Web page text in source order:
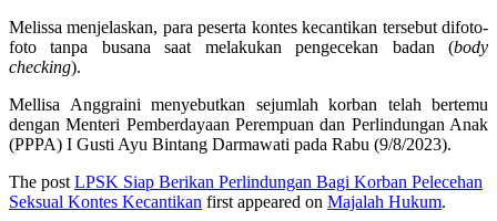
Melissa menjelaskan, para peserta kontes kecantikan tersebut difoto-
foto tanpa busana saat melakukan pengecekan badan (body
checking).
Mellisa Anggraini menyebutkan sejumlah korban telah bertemu
dengan Menteri Pemberdayaan Perempuan dan Perlindungan Anak
(PPPA) I Gusti Ayu Bintang Darmawati pada Rabu (9/8/2023).
The post LPSK Siap Berikan Perlindungan Bagi Korban Pelecehan
Seksual Kontes Kecantikan first appeared on Majalah Hukum.